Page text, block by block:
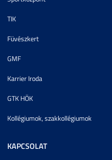
TIK
Füvészkert
GMF
Karrier Iroda
GTK HÖK
Kollégiumok, szakkollégiumok
KAPCSOLAT